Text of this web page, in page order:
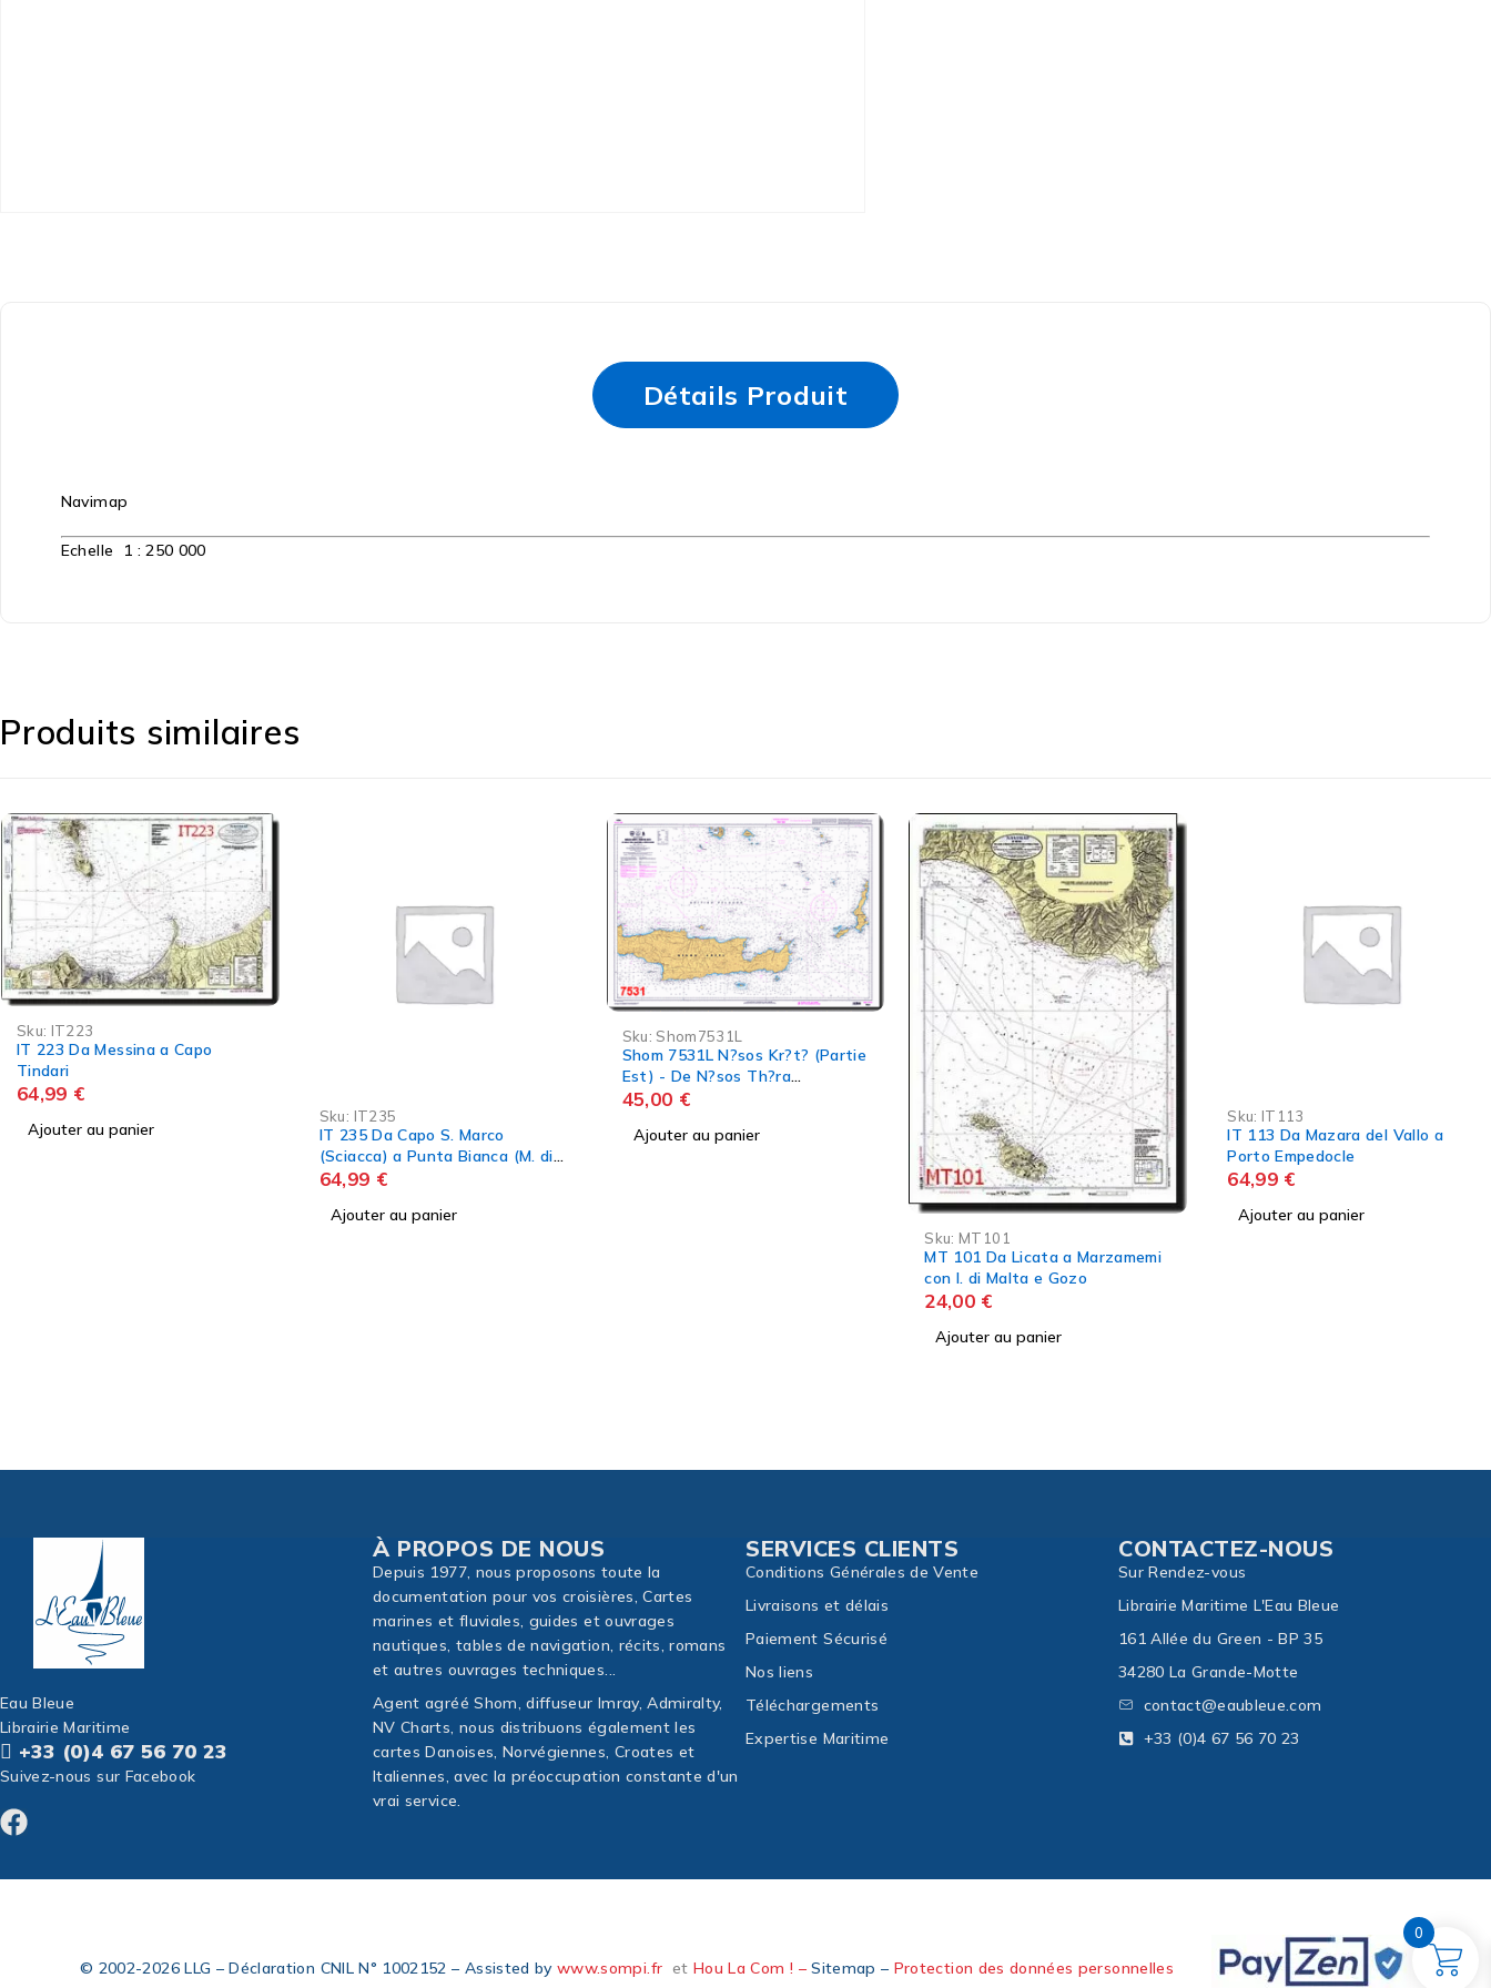
Détails Produit
Navimap
Echelle 1 : 250 000
Produits similaires
IT 235 Da Capo S. Marco
Ajouter au panier
Sku:IT113
IT 113 Da Mazara del Vallo a
Porto Empedocle
64,99€
Ajouter au panier
Sku: IT231
IT 231 Da Castellammare del
Golfo a Trapani con Levanzo
64,99 €
Ajouter au panier
Eau Bleue
Librairie Maritime
+33 (0)4 67 56 70 23
Suivez-nous sur Facebook
À PROPOS DE NOUS
Depuis 1977, nous proposons toute la
documentation pour vos croisières, Cartes
marines et fluviales, guides et ouvrages
nautiques, tables de navigation, récits, romans
et autres ouvrages techniques...
Agent agréé Shom, diffuseur Imray, Admiralty,
NV Charts, nous distribuons également les
cartes Danoises, Norvégiennes, Croates et
Italiennes, avec la préoccupation constante d'un
vrai service.
SERVICES CLIENTS
Conditions Générales de Vente
Livraisons et délais
Paiement Sécurisé
Nos liens
Téléchargements
Expertise Maritime
CONTACTEZ-NOUS
Sur Rendez-vous
Librairie Maritime L'Eau Bleue
161 Allée du Green - BP 35
34280 La Grande-Motte
contact@eaubleue.com
+33 (0)4 67 56 70 23
© 2002-2026 LLG – Déclaration CNIL N° 1002152 – Assisted bywww.sompi.fr et Hou La Com ! –Sitemap – Protection des données personnelles
0